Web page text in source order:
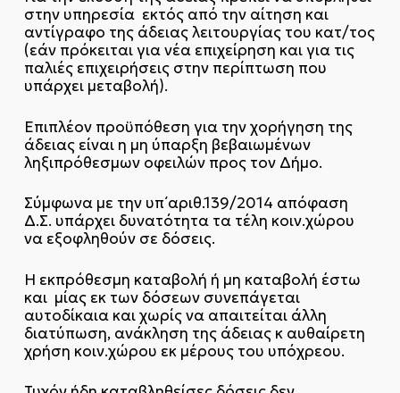
στην υπηρεσία εκτός από την αίτηση και
αντίγραφο της άδειας λειτουργίας του κατ/τος
(εάν πρόκειται για νέα επιχείρηση και για τις
παλιές επιχειρήσεις στην περίπτωση που
υπάρχει μεταβολή).
Επιπλέον προϋπόθεση για την χορήγηση της
άδειας είναι η μη ύπαρξη βεβαιωμένων
ληξιπρόθεσμων οφειλών προς τον Δήμο.
Σύμφωνα με την υπ΄αριθ.139/2014 απόφαση
Δ.Σ. υπάρχει δυνατότητα τα τέλη κοιν.χώρου
να εξοφληθούν σε δόσεις.
Η εκπρόθεσμη καταβολή ή μη καταβολή έστω
και μίας εκ των δόσεων συνεπάγεται
αυτοδίκαια και χωρίς να απαιτείται άλλη
διατύπωση, ανάκληση της άδειας κ αυθαίρετη
χρήση κοιν.χώρου εκ μέρους του υπόχρεου.